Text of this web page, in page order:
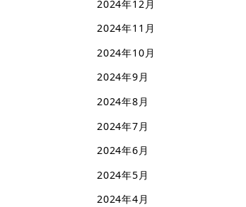
2024年12月
2024年11月
2024年10月
2024年9月
2024年8月
2024年7月
2024年6月
2024年5月
2024年4月